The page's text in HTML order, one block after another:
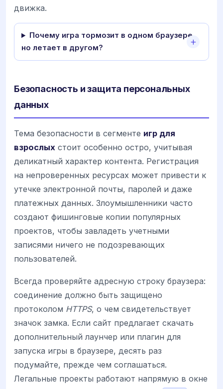
движка.
Почему игра тормозит в одном браузере,
но летает в другом?
Безопасность и защита персональных
данных
Тема безопасности в сегменте игр для
взрослых стоит особенно остро, учитывая
деликатный характер контента. Регистрация
на непроверенных ресурсах может привести к
утечке электронной почты, паролей и даже
платежных данных. Злоумышленники часто
создают фишинговые копии популярных
проектов, чтобы завладеть учетными
записями ничего не подозревающих
пользователей.
Всегда проверяйте адресную строку браузера:
соединение должно быть защищено
протоколом HTTPS, о чем свидетельствует
значок замка. Если сайт предлагает скачать
дополнительный лаунчер или плагин для
запуска игры в браузере, десять раз
подумайте, прежде чем соглашаться.
Легальные проекты работают напрямую в окне